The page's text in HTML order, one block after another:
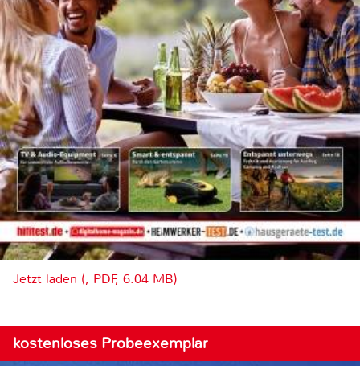
Jetzt laden (, PDF, 6.04 MB)
kostenloses Probeexemplar